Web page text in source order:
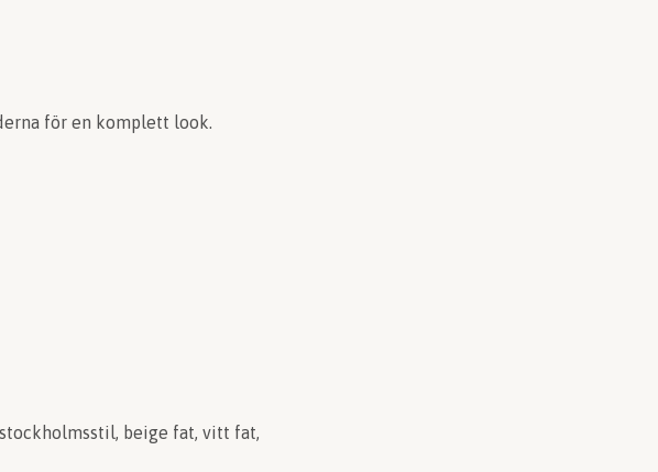
för en komplett look.
beige fat, vitt fat,